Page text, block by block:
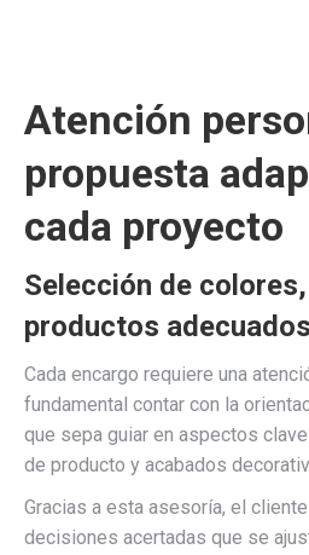
Atención
propuesta
cada proyecto
Selección de
productos adecuados
Cada encargo requiere una
fundamental contar con la
que sepa guiar en aspectos
de producto y acabados
Gracias a esta asesoría, el
decisiones acertadas que se